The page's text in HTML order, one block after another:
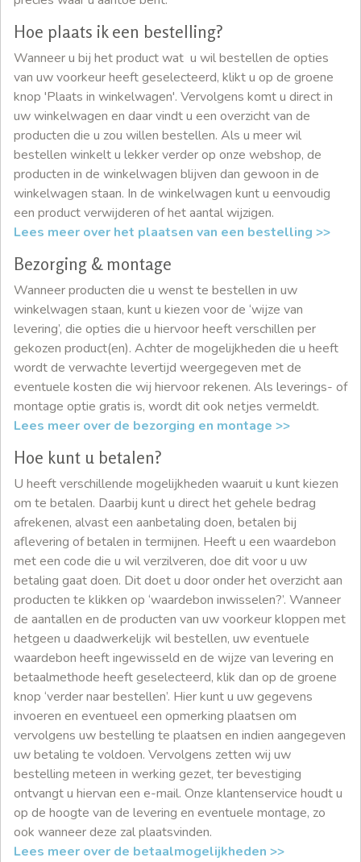
Hoe plaats ik een bestelling?
Wanneer u bij het product wat u wil bestellen de opties
van uw voorkeur heeft geselecteerd, klikt u op de groene
knop 'Plaats in winkelwagen'. Vervolgens komt u direct in
uw winkelwagen en daar vindt u een overzicht van de
producten die u zou willen bestellen. Als u meer wil
bestellen winkelt u lekker verder op onze webshop, de
producten in de winkelwagen blijven dan gewoon in de
winkelwagen staan. In de winkelwagen kunt u eenvoudig
een product verwijderen of het aantal wijzigen.
Lees meer over het plaatsen van een bestelling >>
Bezorging & montage
Wanneer producten die u wenst te bestellen in uw
winkelwagen staan, kunt u kiezen voor de ‘wijze van
levering’, die opties die u hiervoor heeft verschillen per
gekozen product(en). Achter de mogelijkheden die u heeft
wordt de verwachte levertijd weergegeven met de
eventuele kosten die wij hiervoor rekenen. Als leverings- of
montage optie gratis is, wordt dit ook netjes vermeldt.
Lees meer over de bezorging en montage >>
Hoe kunt u betalen?
U heeft verschillende mogelijkheden waaruit u kunt kiezen
om te betalen. Daarbij kunt u direct het gehele bedrag
afrekenen, alvast een aanbetaling doen, betalen bij
aflevering of betalen in termijnen. Heeft u een waardebon
met een code die u wil verzilveren, doe dit voor u uw
betaling gaat doen. Dit doet u door onder het overzicht aan
producten te klikken op ‘waardebon inwisselen?’. Wanneer
de aantallen en de producten van uw voorkeur kloppen met
hetgeen u daadwerkelijk wil bestellen, uw eventuele
waardebon heeft ingewisseld en de wijze van levering en
betaalmethode heeft geselecteerd, klik dan op de groene
knop ‘verder naar bestellen’. Hier kunt u uw gegevens
invoeren en eventueel een opmerking plaatsen om
vervolgens uw bestelling te plaatsen en indien aangegeven
uw betaling te voldoen. Vervolgens zetten wij uw
bestelling meteen in werking gezet, ter bevestiging
ontvangt u hiervan een e-mail. Onze klantenservice houdt u
op de hoogte van de levering en eventuele montage, zo
ook wanneer deze zal plaatsvinden.
Lees meer over de betaalmogelijkheden >>